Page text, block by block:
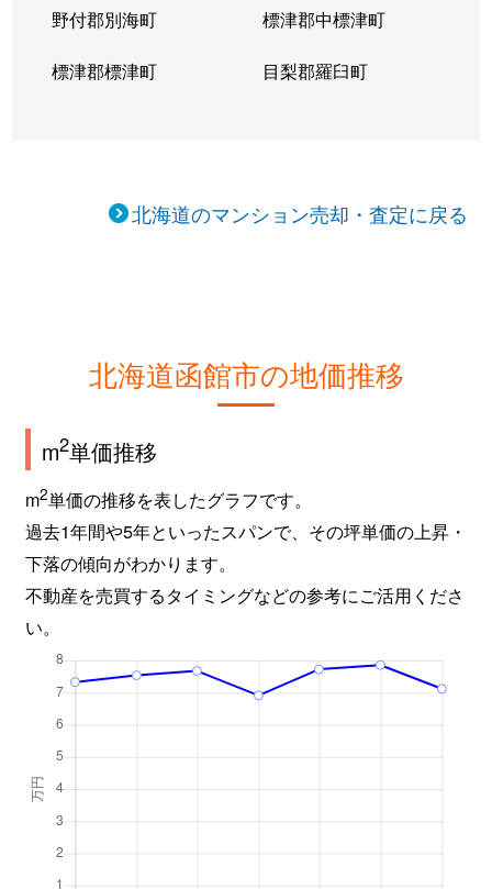
野付郡別海町 標津郡中標津町
標津郡標津町 目梨郡羅臼町
北海道のマンション売却・査定に戻る
北海道函館市の地価推移
m2単価推移
m2単価の推移を表したグラフです。
過去1年間や5年といったスパンで、その坪単価の上昇・
下落の傾向がわかります。
不動産を売買するタイミングなどの参考にご活用くださ
い。